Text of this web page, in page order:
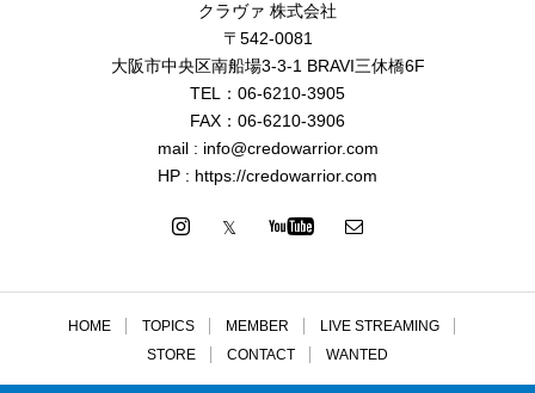
クラヴァ 株式会社
〒542-0081
大阪市中央区南船場3-3-1 BRAVI三休橋6F
TEL：06-6210-3905
FAX：06-6210-3906
mail : info@credowarrior.com
HP : https://credowarrior.com
HOME TOPICS MEMBER
LIVE STREAMING
STORE
CONTACT WANTED